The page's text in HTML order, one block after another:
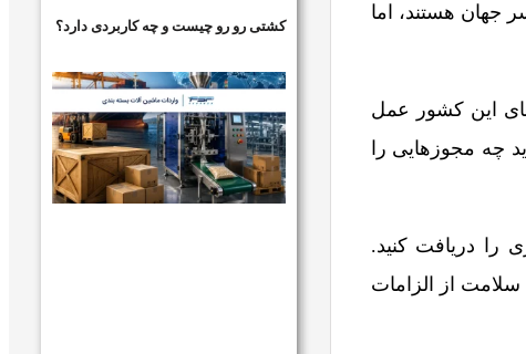
جهان هستند، اما
این کشور عمل
چه مجوزهایی را
را دریافت کنید.
از الزامات
کشتی رو رو چیست و چه کاربردی دارد؟